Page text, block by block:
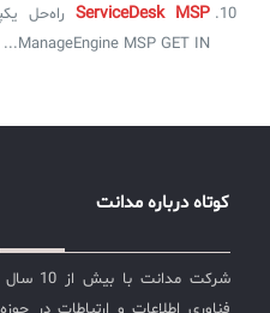
ServiceDesk MSP
ManageEngine MSP GET IN...
کوتاه درباره مدانت
شرکت